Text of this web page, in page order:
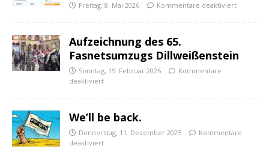
Freitag, 8. Mai 2026 Kommentare deaktiviert
Aufzeichnung des 65.
Fasnetsumzugs Dillweißenstein
Sonntag, 15. Februar 2026
Kommentare
deaktiviert
We’ll be back.
Donnerstag, 11. Dezember 2025
Kommentare
deaktiviert